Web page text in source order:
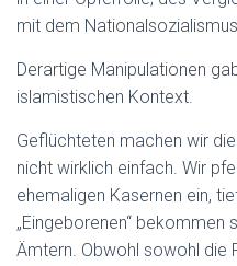
mit dem
Derartige Manipulationen
islamistischen Kontext.
Geflüchteten machen wir
nicht wirklich einfach. Wir
ehemaligen Kasernen ein,
„Eingeborenen“
Ämtern. Obwohl sowohl die